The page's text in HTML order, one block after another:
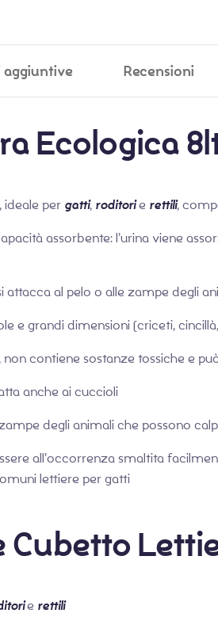
Recensioni
Ecologica
ideale per gatti, roditorie rettili,
assorbente: l’urina viene
al pelo o alle zampe degli
e grandi dimensioni (criceti,
contiene sostanze tossiche e
anche ai cuccioli
degli animali che possono
all’occorrenza smaltita
lettiere per gatti
e rettili